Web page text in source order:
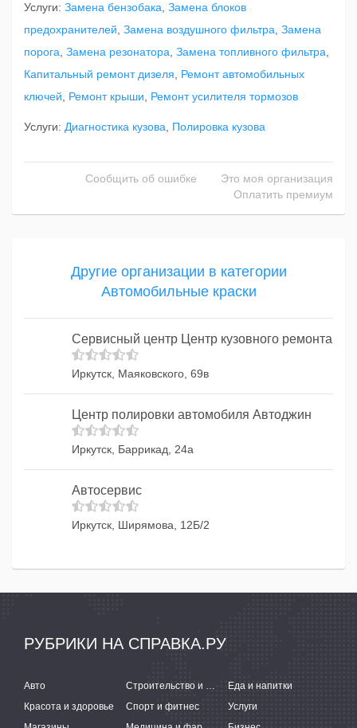
Услуги: Замена бензобака Замена блоков
предохранителей Замена воздушного фильтра Замена
порога Замена резонатора Замена топливного фильтра
Капитальный ремонт дизеля
Ремонт автомобильных
ключей
Ремонт крыши Ремонт усилителя тормозов
Услуги: Диагностика кузова Полировка кузова
Сообщить об ошибке
Это моя организация
Оплатить премиум
Другие организации в категории
Автомобильные краски
Сервисный центр Центр кузовного ремонта
Иркутск, Маяковского, 69в
Центр полировки автомобиля Автоджин
Иркутск, Баррикад, 24а
Автосервис
Иркутск, Ширямова, 12Б/2
РУБРИКИ НА СПРАВКА.РУ
Авто Строительство и ремонт
Еда и напитки
Красота и здоровье
Спорт и фитнес
Услуги